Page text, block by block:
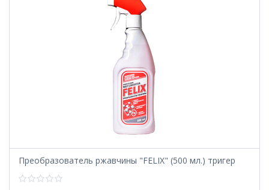
Преобразователь ржавчины "FELIX" (500 мл.) тригер